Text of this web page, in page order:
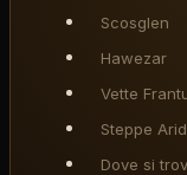
Scosglen
Hawezar
Vette
Steppe
Dove si